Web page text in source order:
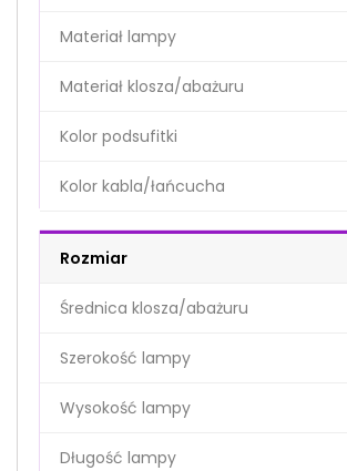
Materiał lampy
Materiał klosza/abażuru
Kolor podsufitki
Kolor kabla/łańcucha
Rozmiar
Średnica klosza/abażuru
Szerokość lampy
Wysokość lampy
Długość lampy